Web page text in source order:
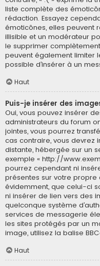
liste complète des
rédaction. Essayez
émoticônes, elles peuvent
illisible et un modérateur
le supprimer
peuvent également limiter
possible d’insérer à un
Haut
Puis-je insérer des
Oui, vous pouvez insérer
administrateurs du forum
jointes, vous pourrez
cas contraire, vous devrez
distante, hébergée sur un
exemple « http://
pourrez cependant ni
présentes sur votre
évidemment, que celui-ci
ni insérer de lien vers des
quelconque système
services de messagerie
les sites protégés par un
image, utilisez la balise
Haut